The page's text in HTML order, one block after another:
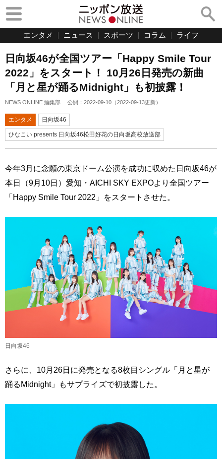
エンタメ ニュース スポーツ コラム ライフ
日向坂46が全国ツアー「Happy Smile Tour
2022」をスタート！ 10月26日発売の新曲
「月と星が踊るMidnight」も初披露！
NEWS ONLINE 編集部 公開： 2022-09-10 （2022-09-13更新）
エンタメ 日向坂46
ひなこい presents 日向坂46松田好花の日向坂高校放送部
今年3月に念願の東京ドーム公演を成功に収めた日向坂46が
本日（9月10日）愛知・AICHI SKY EXPOより全国ツアー
「Happy Smile Tour 2022」をスタートさせた。
日向坂46
さらに、10月26日に発売となる8枚目シングル「月と星が
踊るMidnight」もサプライズで初披露した。